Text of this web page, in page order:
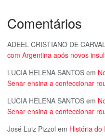
Comentários
ADEEL CRISTIANO DE
com Argentina após novos
LUCIA HELENA SANTOS em
Senar ensina a confeccionar
LUCIA HELENA SANTOS em
Senar ensina a confeccionar
José Luiz Pizzol em História do